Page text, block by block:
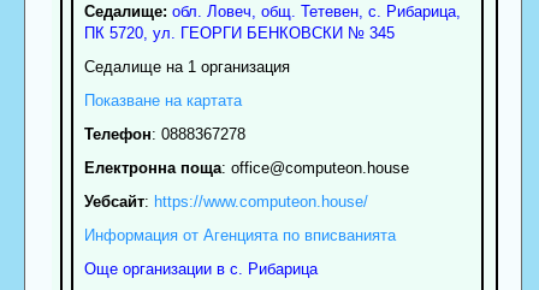
Седалище: обл. Ловеч общ. Тетевен, с. Рибарица,
ПК 5720, ул. ГЕОРГИ БЕНКОВСКИ № 345
Седалище на 1 организация
Показване на картата
Телефон: 0888367278
Електронна поща: office@computeon.house
Уебсайт: https://www.computeon.house/
Информация от Агенцията по вписванията
Още организации в с. Рибарица